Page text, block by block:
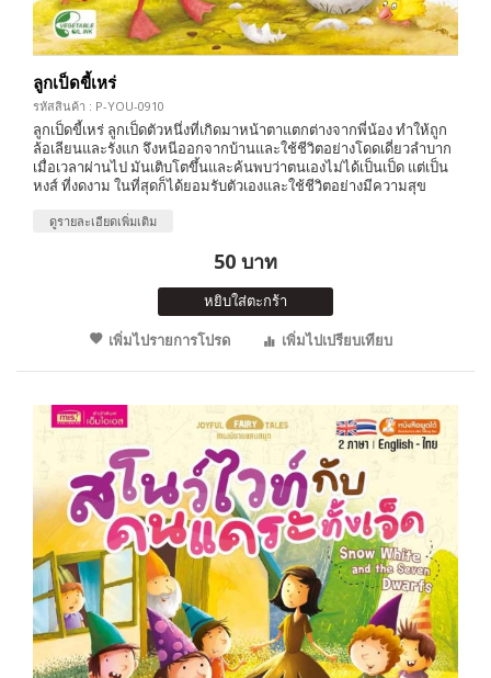
ลูกเป็ดขี้เหร่
รหัสสินค้า : P-YOU-0910
ลูกเป็ดขี้เหร่ ลูกเป็ดตัวหนึ่งที่เกิดมาหน้าตาแตกต่างจากพี่น้อง ทำให้ถูก
ล้อเลียนและรังแก จึงหนีออกจากบ้านและใช้ชีวิตอย่างโดดเดี่ยวลำบาก
เมื่อเวลาผ่านไป มันเติบโตขึ้นและค้นพบว่าตนเองไม่ได้เป็นเป็ด แต่เป็น
หงส์ ที่งดงาม ในที่สุดก็ได้ยอมรับตัวเองและใช้ชีวิตอย่างมีความสุข
ดูรายละเอียดเพิ่มเติม
50 บาท
หยิบใส่ตะกร้า
เพิ่มไปรายการโปรด
เพิ่มไปเปรียบเทียบ